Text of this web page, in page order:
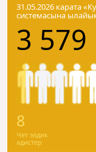
31.05.2026 карата
системасына
3 579
8
Чет элдик
адистер